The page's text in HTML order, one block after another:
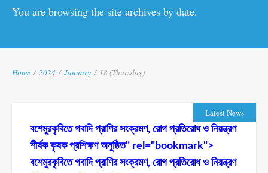
You are browsing the site archives by date.
Home / 2024 / January / 18 (Thursday)
Latest News
বশেমুরকৃবিতে গবাদি প্রাণির সংক্রমণ, রোগ প্রতিরোধ ও নিয়ন্ত্রণ
শীর্ষক কৃষক প্রশিক্ষণ অনুষ্ঠিত" rel="bookmark">
বশেমুরকৃবিতে গবাদি প্রাণির সংক্রমণ, রোগ প্রতিরোধ ও নিয়ন্ত্রণ